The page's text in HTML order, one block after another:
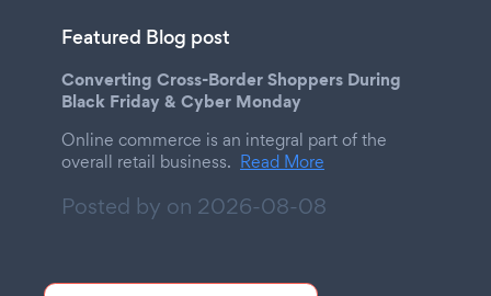
Featured Blog post
Converting Cross-Border Shoppers During
Black Friday & Cyber Monday
Online commerce is an integral part of the
overall retail business. Read More
Posted by on 2026-08-08